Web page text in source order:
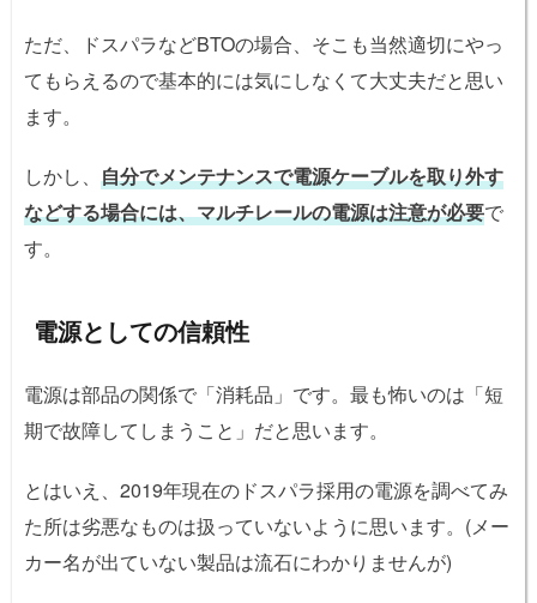
ただ、ドスパラなどBTOの場合、そこも当然適切にやっ
てもらえるので基本的には気にしなくて大丈夫だと思い
ます。
しかし、 自分でメンテナンスで電源ケーブルを取り外す
などする場合には、マルチレールの電源は注意が必要で
す。
電源としての信頼性
電源は部品の関係で「消耗品」です。最も怖いのは「短
期で故障してしまうこと」だと思います。
とはいえ、2019年現在のドスパラ採用の電源を調べてみ
た所は劣悪なものは扱っていないように思います。(メー
カー名が出ていない製品は流石にわかりませんが)